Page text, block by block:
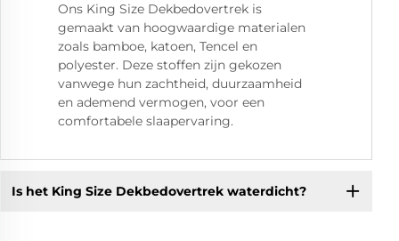
Ons King Size Dekbedovertrek is
gemaakt van hoogwaardige materialen
zoals bamboe, katoen, Tencel en
polyester. Deze stoffen zijn gekozen
vanwege hun zachtheid, duurzaamheid
en ademend vermogen, voor een
comfortabele slaapervaring.
Is het King Size Dekbedovertrek waterdicht?